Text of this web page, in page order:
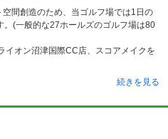
間創造のため、当ゴルフ場では1日の
(一般的な27ホールズのゴルフ場は80
イオン沼津国際CC店、スコアメイクを
続きを見る